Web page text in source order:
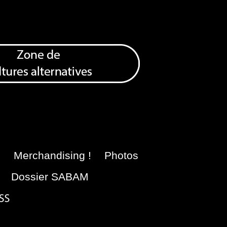
Merchandising !
Photos
Dossier SABAM